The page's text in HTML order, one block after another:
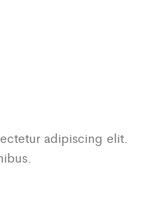
adipiscing elit.